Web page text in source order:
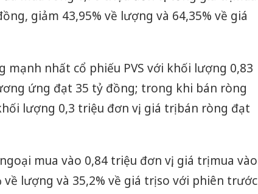
giảm 43,95% về lượng và 64,35% về giá
mạnh nhất cổ phiếu PVS với khối lượng 0,83
ứng đạt 35 tỷ đồng; trong khi bán ròng
lượng 0,3 triệu đơn vị, giá trị bán ròng đạt
mua vào 0,84 triệu đơn vị, giá trị mua vào
lượng và 35,2% về giá trị so với phiên trước